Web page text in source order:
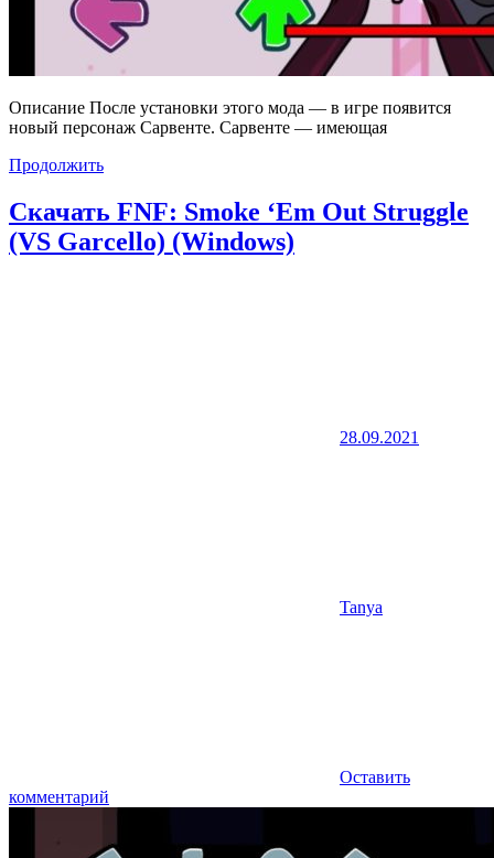
Описание После установки этого мода — в игре появится
новый персонаж Сарвенте. Сарвенте — имеющая
Продолжить
Скачать FNF: Smoke ‘Em Out Struggle
(VS Garcello) (Windows)
28.09.2021
Tanya
Оставить
комментарий